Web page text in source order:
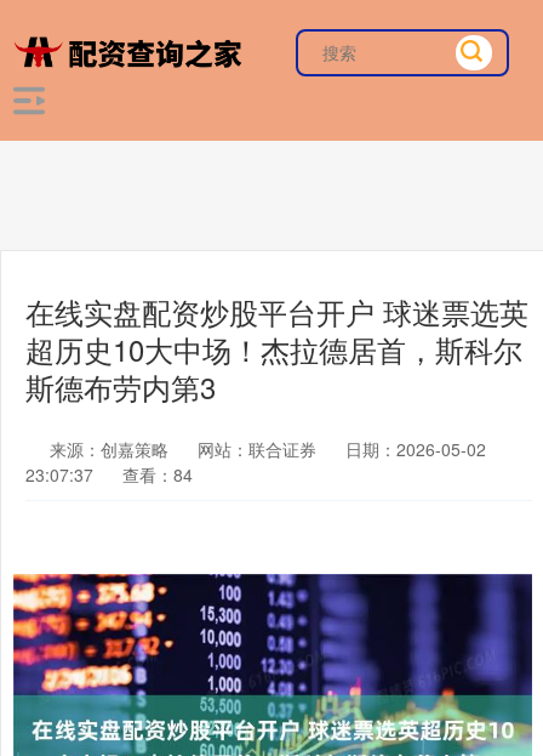
在线实盘配资炒股平台开户 球迷票选英
超历史10大中场！杰拉德居首，斯科尔
斯德布劳内第3
来源：创嘉策略 网站：联合证券
日期：2026-05-02
23:07:37
查看：84